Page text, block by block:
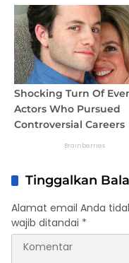
Tinggalkan
Alamat email Anda
wajib ditandai *